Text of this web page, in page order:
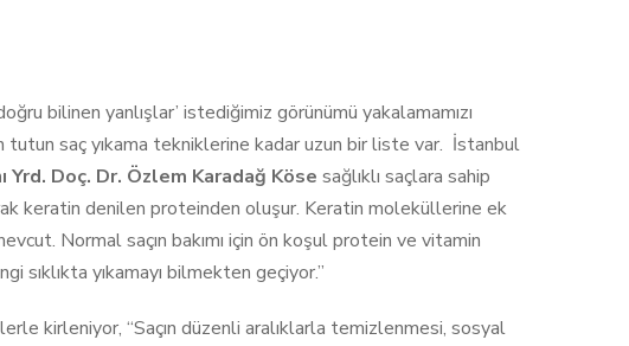
bilinen yanlışlar’ istediğimiz görünümü yakalamamızı
tutun saç yıkama tekniklerine kadar uzun bir liste var. İstanbul
Yrd. Doç. Dr. Özlem Karadağ Köse sağlıklı saçlara sahip
keratin denilen proteinden oluşur. Keratin moleküllerine ek
Normal saçın bakımı için ön koşul protein ve vitamin
sıklıkta yıkamayı bilmekten geçiyor.”
kirleniyor, “Saçın düzenli aralıklarla temizlenmesi, sosyal